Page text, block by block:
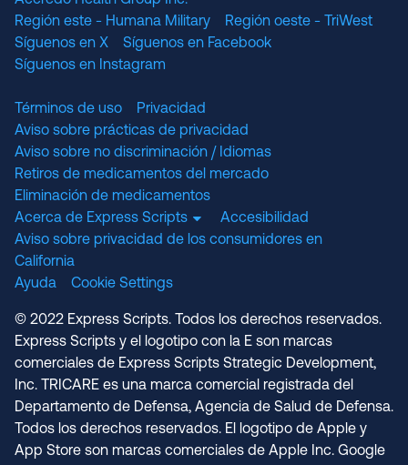
Región este - Humana Military
Región oeste - TriWest
Síguenos en X
Síguenos en Facebook
Síguenos en Instagram
Términos de uso
Privacidad
Aviso sobre prácticas de privacidad
Aviso sobre no discriminación / Idiomas
Retiros de medicamentos del mercado
Eliminación de medicamentos
Acerca de Express Scripts
Accesibilidad
Aviso sobre privacidad de los consumidores en
California
Ayuda
Cookie Settings
© 2022 Express Scripts. Todos los derechos reservados.
Express Scripts y el logotipo con la E son marcas
comerciales de Express Scripts Strategic Development,
Inc. TRICARE es una marca comercial registrada del
Departamento de Defensa, Agencia de Salud de Defensa.
Todos los derechos reservados. El logotipo de Apple y
App Store son marcas comerciales de Apple Inc. Google